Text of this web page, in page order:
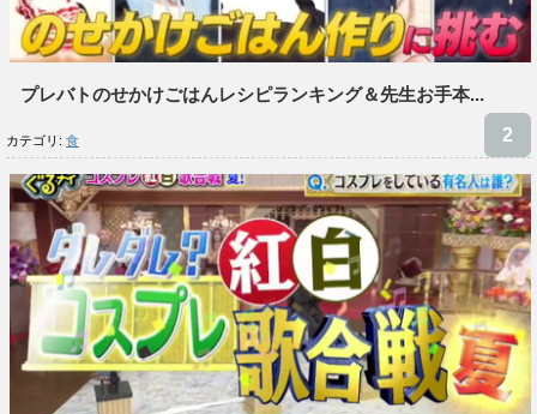
プレバトのせかけごはんレシピランキング＆先生お手本...
カテゴリ: 食